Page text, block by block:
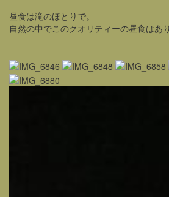
昼食は滝のほとりで。
自然の中でこのクオリティーの昼食はあ